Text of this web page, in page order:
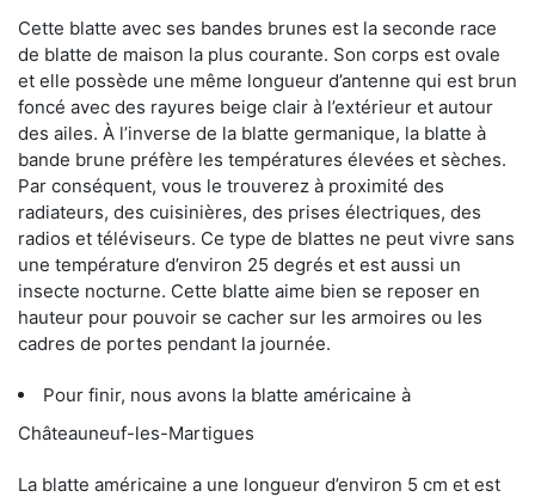
Cette blatte avec ses bandes brunes est la seconde race
de blatte de maison la plus courante. Son corps est ovale
et elle possède une même longueur d’antenne qui est brun
foncé avec des rayures beige clair à l’extérieur et autour
des ailes. À l’inverse de la blatte germanique, la blatte à
bande brune préfère les températures élevées et sèches.
Par conséquent, vous le trouverez à proximité des
radiateurs, des cuisinières, des prises électriques, des
radios et téléviseurs. Ce type de blattes ne peut vivre sans
une température d’environ 25 degrés et est aussi un
insecte nocturne. Cette blatte aime bien se reposer en
hauteur pour pouvoir se cacher sur les armoires ou les
cadres de portes pendant la journée.
Pour finir, nous avons la blatte américaine à
Châteauneuf-les-Martigues
La blatte américaine a une longueur d’environ 5 cm et est